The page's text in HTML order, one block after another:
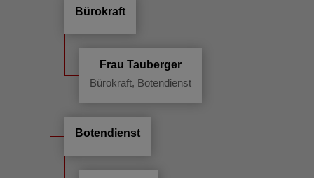
Bürokraft
Frau Tauberger
Bürokraft, Botendienst
Botendienst